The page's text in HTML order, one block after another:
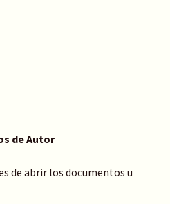
de Autor
de abrir los documentos u